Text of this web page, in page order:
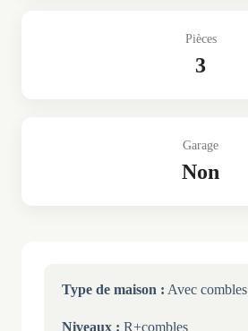
Pièces
3
Garage
Non
Type de maison : Avec combles
Niveaux : R+combles